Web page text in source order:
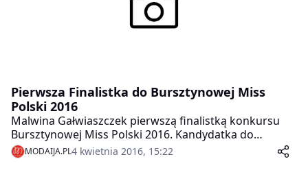
Pierwsza Finalistka do Bursztynowej Miss
Polski 2016
Malwina Gałwiaszczek pierwszą finalistką konkursu
Bursztynowej Miss Polski 2016. Kandydatka do
Bursztynowej Korony jeden tytuł Miss ma już na swoim
koncie.
MODAIJA.PL4 kwietnia 2016, 15:22